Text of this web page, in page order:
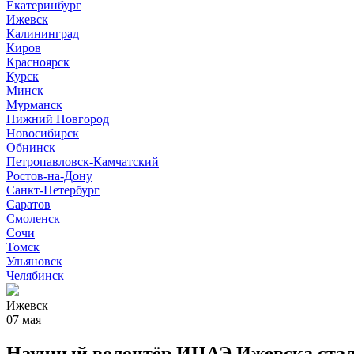
Екатеринбург
Ижевск
Калининград
Киров
Красноярск
Курск
Минск
Мурманск
Нижний Новгород
Новосибирск
Обнинск
Петропавловск-Камчатский
Ростов-на-Дону
Санкт-Петербург
Саратов
Смоленск
Сочи
Томск
Ульяновск
Челябинск
Ижевск
07 мая